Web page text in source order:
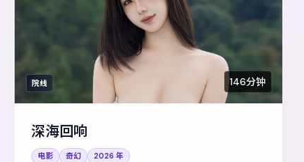
院线 146分钟
深海回响
电影 奇幻 2026 年